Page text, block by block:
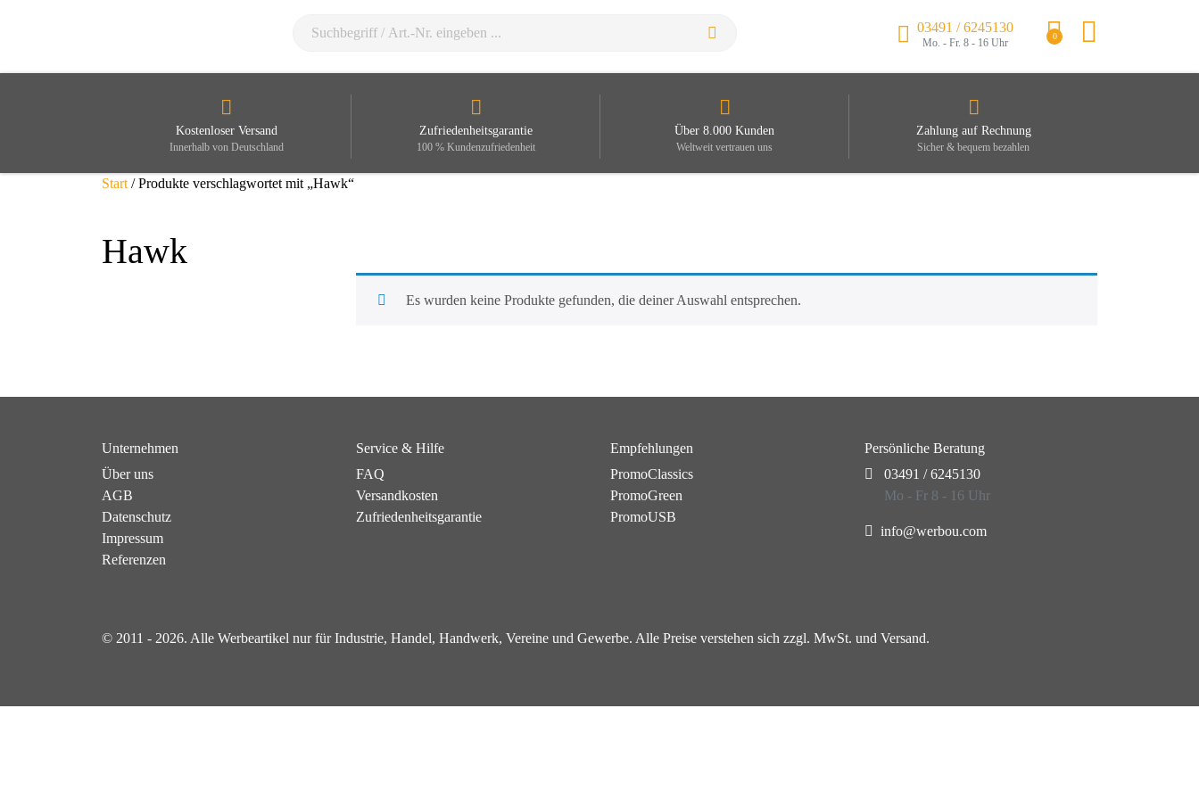
03491 / 6245130
Mo. - Fr. 8 - 16 Uhr
0
Kostenloser Versand
Innerhalb von Deutschland
Zufriedenheitsgarantie
100 % Kundenzufriedenheit
Über 8.000 Kunden
Weltweit vertrauen uns
Zahlung auf Rechnung
Sicher & bequem bezahlen
Start / Produkte verschlagwortet mit „Hawk“
Hawk
Es wurden keine Produkte gefunden, die deiner Auswahl entsprechen.
Unternehmen
Über uns
AGB
Datenschutz
Impressum
Referenzen
Service & Hilfe
FAQ
Versandkosten
Zufriedenheitsgarantie
Empfehlungen
PromoClassics
PromoGreen
PromoUSB
Persönliche Beratung
03491 / 6245130
Mo - Fr 8 - 16 Uhr
info@werbou.com
© 2011 - 2026. Alle Werbeartikel nur für Industrie, Handel, Handwerk, Vereine und Gewerbe. Alle Preise verstehen sich zzgl. MwSt. und Versand.